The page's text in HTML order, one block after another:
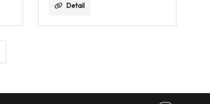
Detail